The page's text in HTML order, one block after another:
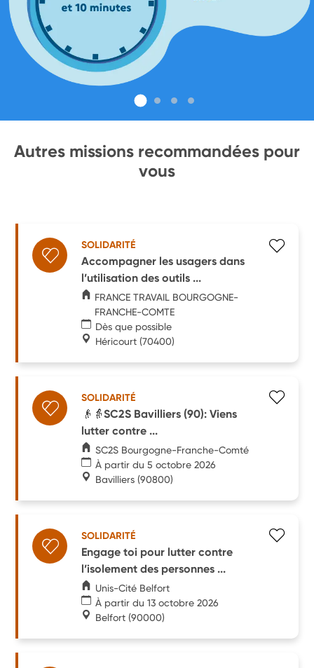
Autres missions recommandées pour
vous
SOLIDARITÉ
Accompagner les usagers dans
l’utilisation des outils ...
FRANCE TRAVAIL BOURGOGNE-
FRANCHE-COMTE
Dès que possible
Héricourt (70400)
SOLIDARITÉ
👴👵SC2S Bavilliers (90): Viens
lutter contre ...
SC2S Bourgogne-Franche-Comté
À partir du 5 octobre 2026
Bavilliers (90800)
SOLIDARITÉ
Engage toi pour lutter contre
l’isolement des personnes ...
Unis-Cité Belfort
À partir du 13 octobre 2026
Belfort (90000)